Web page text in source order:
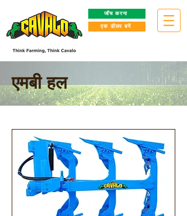
जाँच करना
एक डीलर बनें
एमबी हल